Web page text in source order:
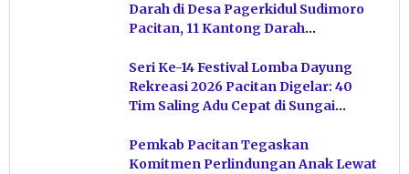
Darah di Desa Pagerkidul Sudimoro
Pacitan, 11 Kantong Darah
Seri Ke-14 Festival Lomba Dayung
Rekreasi 2026 Pacitan Digelar: 40
Tim Saling Adu Cepat di Sungai
Pemkab Pacitan Tegaskan
Komitmen Perlindungan Anak Lewat